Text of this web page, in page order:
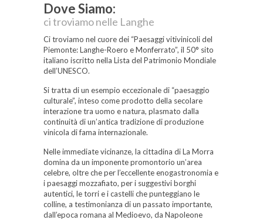
Dove Siamo:
ci troviamo nelle Langhe
Ci troviamo nel cuore dei “Paesaggi vitivinicoli del
Piemonte: Langhe-Roero e Monferrato”, il 50° sito
italiano iscritto nella Lista del Patrimonio Mondiale
dell’UNESCO.
Si tratta di un esempio eccezionale di “paesaggio
culturale”, inteso come prodotto della secolare
interazione tra uomo e natura, plasmato dalla
continuità di un’antica tradizione di produzione
vinicola di fama internazionale.
Nelle immediate vicinanze, la cittadina di La Morra
domina da un imponente promontorio un’area
celebre, oltre che per l’eccellente enogastronomia e
i paesaggi mozzafiato, per i suggestivi borghi
autentici, le torri e i castelli che punteggiano le
colline, a testimonianza di un passato importante,
dall’epoca romana al Medioevo, da Napoleone